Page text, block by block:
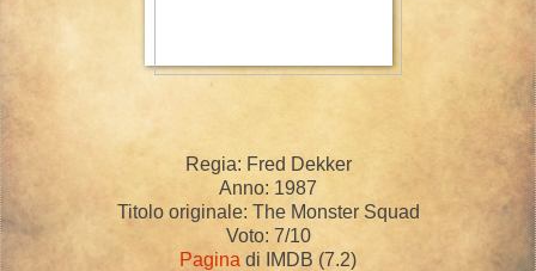
Regia: Fred Dekker
Anno: 1987
Titolo originale: The Monster Squad
Voto: 7/10
Pagina di IMDB (7.2)